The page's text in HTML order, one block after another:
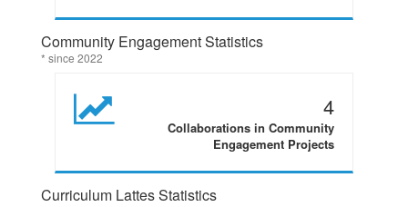
Community Engagement Statistics
* since 2022
4
Collaborations in Community
Engagement Projects
Curriculum Lattes Statistics